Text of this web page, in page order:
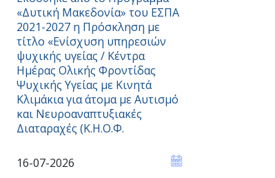
«Δυτική Μακεδονία» του ΕΣΠΑ
2021-2027 η Πρόσκληση με
τίτλο «Ενίσχυση υπηρεσιών
ψυχικής υγείας / Κέντρα
Ημέρας Ολικής Φροντίδας
Ψυχικής Υγείας με Κινητά
Κλιμάκια για άτομα με Αυτισμό
και Νευροαναπτυξιακές
Διαταραχές (Κ.Η.Ο.Φ.
16-07-2026